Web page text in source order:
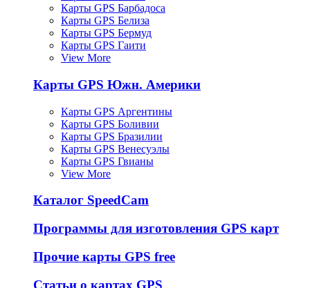
Карты GPS Барбадоса
Карты GPS Белиза
Карты GPS Бермуд
Карты GPS Гаити
View More
Карты GPS Южн. Америки
Карты GPS Аргентины
Карты GPS Боливии
Карты GPS Бразилии
Карты GPS Венесуэлы
Карты GPS Гвианы
View More
Каталог SpeedCam
Программы для изготовления GPS карт
Прочие карты GPS free
Статьи о картах GPS